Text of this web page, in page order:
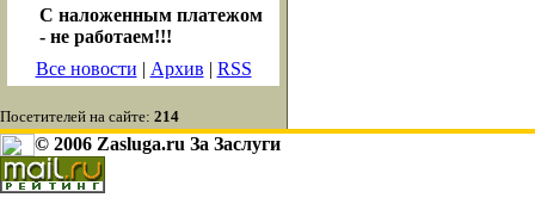
С наложенным платежом
- не работаем!!!
Все новости | Архив | RSS
Посетителей на сайте: 214
© 2006 Zasluga.ru За Заслуги